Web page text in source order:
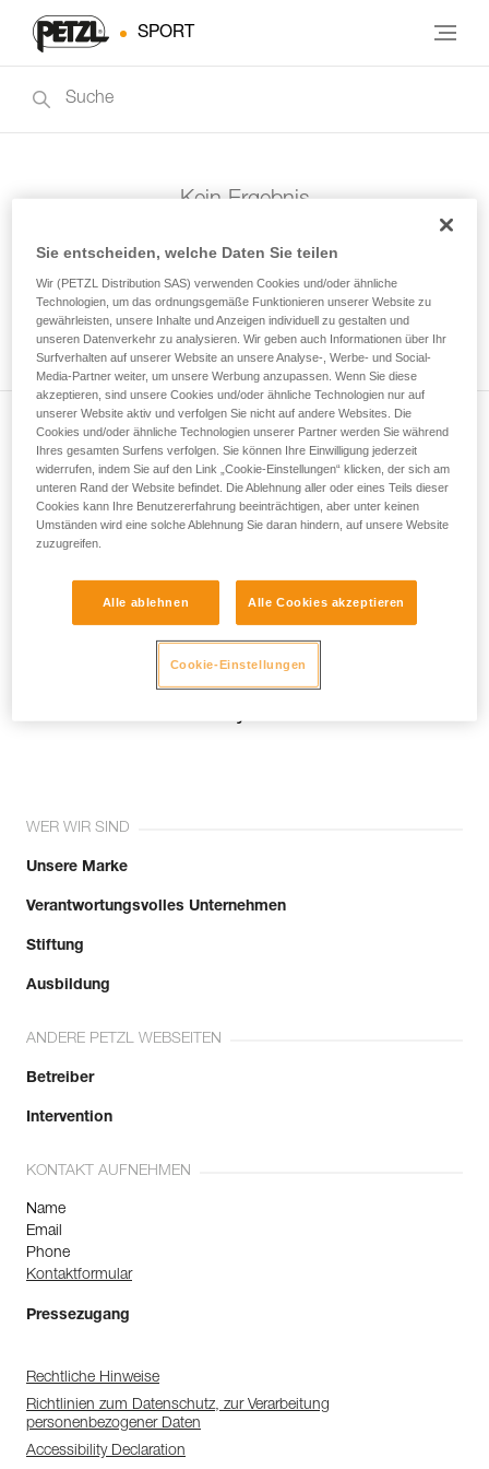
SPORT
Kein Ergebnis
Newsletter abonnieren
und auf dem Laufenden bleiben
Email *
WER WIR SIND
Unsere Marke
Verantwortungsvolles Unternehmen
Stiftung
Ausbildung
ANDERE PETZL WEBSEITEN
Betreiber
Intervention
KONTAKT AUFNEHMEN
Name
Email
Phone
Kontaktformular
Pressezugang
Rechtliche Hinweise
Richtlinien zum Datenschutz, zur Verarbeitung
personenbezogener Daten
Accessibility Declaration
Sie entscheiden, welche Daten Sie teilen
Wir (PETZL Distribution SAS) verwenden Cookies und/oder ähnliche
Technologien, um das ordnungsgemäße Funktionieren unserer Website zu
gewährleisten, unsere Inhalte und Anzeigen individuell zu gestalten und
unseren Datenverkehr zu analysieren. Wir geben auch Informationen über Ihr
Surfverhalten auf unserer Website an unsere Analyse-, Werbe- und Social-
Media-Partner weiter, um unsere Werbung anzupassen. Wenn Sie diese
akzeptieren, sind unsere Cookies und/oder ähnliche Technologien nur auf
unserer Website aktiv und verfolgen Sie nicht auf andere Websites. Die
Cookies und/oder ähnliche Technologien unserer Partner werden Sie während
Ihres gesamten Surfens verfolgen. Sie können Ihre Einwilligung jederzeit
widerrufen, indem Sie auf den Link „Cookie-Einstellungen“ klicken, der sich am
unteren Rand der Website befindet. Die Ablehnung aller oder eines Teils dieser
Cookies kann Ihre Benutzererfahrung beeinträchtigen, aber unter keinen
Umständen wird eine solche Ablehnung Sie daran hindern, auf unsere Website
zuzugreifen.
Alle ablehnen Alle Cookies akzeptieren
Cookie-Einstellungen